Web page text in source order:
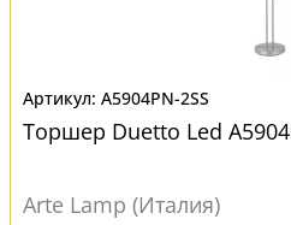
A5904PN-2SS
Торшер Duetto Led
Arte Lamp (Италия)